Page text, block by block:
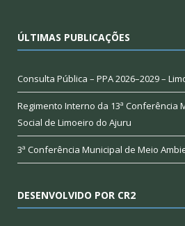
ÚLTIMAS PUBLICAÇÕES
Consulta Pública – PPA 2026–2029 –
Regimento Interno da 13ª Conferência
Social de Limoeiro do Ajuru
3ª Conferência Municipal de Meio
DESENVOLVIDO POR CR2